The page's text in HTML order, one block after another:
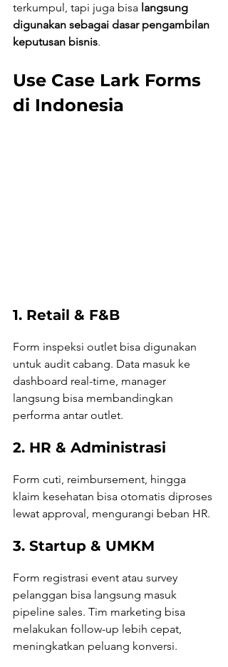
terkumpul, tapi juga bisa langsung
digunakan sebagai dasar pengambilan
keputusan bisnis.
Use Case Lark Forms
di Indonesia
1. Retail & F&B
Form inspeksi outlet bisa digunakan
untuk audit cabang. Data masuk ke
dashboard real-time, manager
langsung bisa membandingkan
performa antar outlet.
2. HR & Administrasi
Form cuti, reimbursement, hingga
klaim kesehatan bisa otomatis diproses
lewat approval, mengurangi beban HR.
3. Startup & UMKM
Form registrasi event atau survey
pelanggan bisa langsung masuk
pipeline sales. Tim marketing bisa
melakukan follow-up lebih cepat,
meningkatkan peluang konversi.